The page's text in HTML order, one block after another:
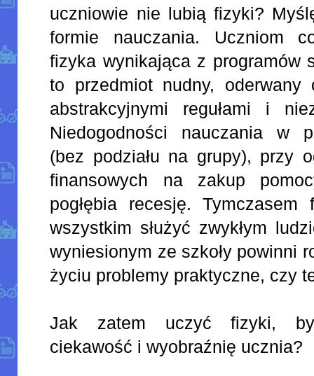
uczniowie nie lubią fizyki?
formie nauczania. Uczniom
fizyka wynikająca z programów
to przedmiot nudny, oderwany
abstrakcyjnymi regułami i
Niedogodności nauczania w
(bez podziału na grupy), przy
finansowych na zakup
pogłębia recesję.
wszystkim służyć zwykłym
wyniesionym ze szkoły powinni
życiu problemy praktyczne, czy
Jak zatem uczyć fizyki, by
ciekawość i wyobraźnię ucznia?